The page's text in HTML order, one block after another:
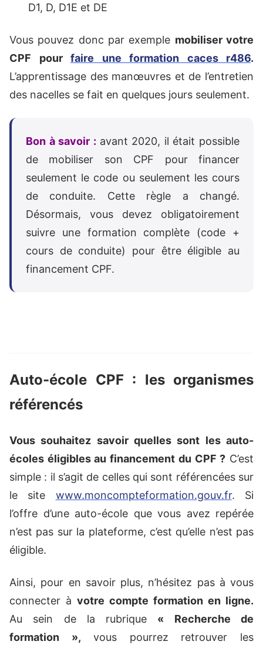
D1, D, D1E et DE
Vous pouvez donc par exemple mobiliser votre
CPF pour faire une formation caces r486.
L’apprentissage des manœuvres et de l’entretien
des nacelles se fait en quelques jours seulement.
Bon à savoir : avant 2020, il était possible
de mobiliser son CPF pour financer
seulement le code ou seulement les cours
de conduite. Cette règle a changé.
Désormais, vous devez obligatoirement
suivre une formation complète (code +
cours de conduite) pour être éligible au
financement CPF.
Auto-école CPF : les organismes
référencés
Vous souhaitez savoir quelles sont les auto-
écoles éligibles au financement du CPF ? C’est
simple : il s’agit de celles qui sont référencées sur
le site www.moncompteformation.gouv.fr. Si
l’offre d’une auto-école que vous avez repérée
n’est pas sur la plateforme, c’est qu’elle n’est pas
éligible.
Ainsi, pour en savoir plus, n’hésitez pas à vous
connecter à votre compte formation en ligne.
Au sein de la rubrique « Recherche de
formation », vous pourrez retrouver les